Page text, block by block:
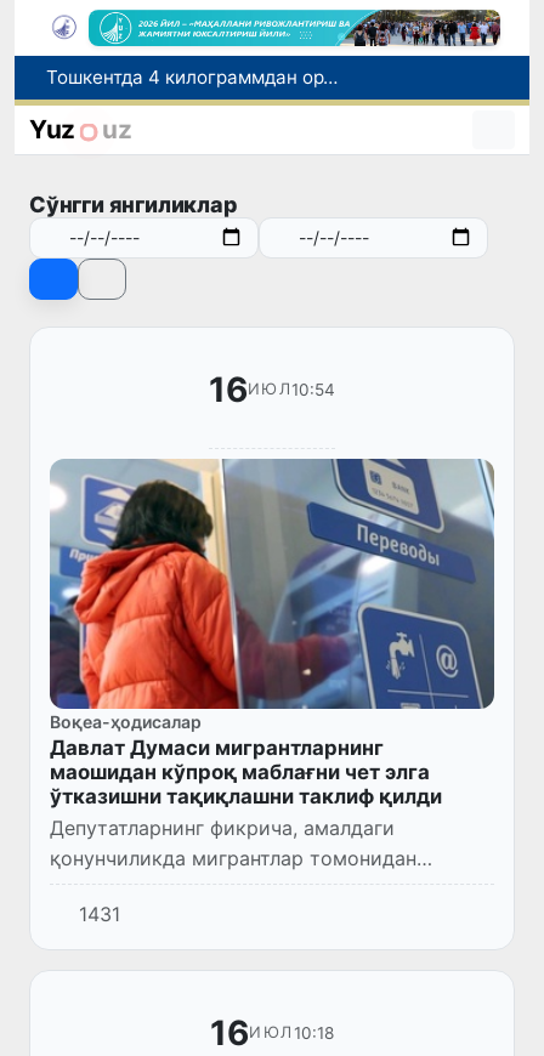
Ўқишини кўчириш бўйича рад этилган аризаларни 10 августга қадар таҳрирлаш мумкин
I ва II гуруҳ ногиронлиги бўлган фуқароларга пенсия проактив тарзда тайинланади
Тошкентда 4 килограммдан ортиқ гиёҳвандлик воситаларининг «закладка» усулида тарқатилишига чек қўйилди
Yuz uz
Сўнгги янгиликлар
16ИЮЛ10:54
Воқеа-ҳодисалар
Давлат Думаси мигрантларнинг
маошидан кўпроқ маблағни чет элга
ўтказишни тақиқлашни таклиф қилди
Депутатларнинг фикрича, амалдаги
қонунчиликда мигрантлар томонидан
ўтказилган маблағлар уларнинг расмий
даромадларига мос келишини назорат
қилишнинг самарали механизмлари назарда
т...
1431
16ИЮЛ 10:18